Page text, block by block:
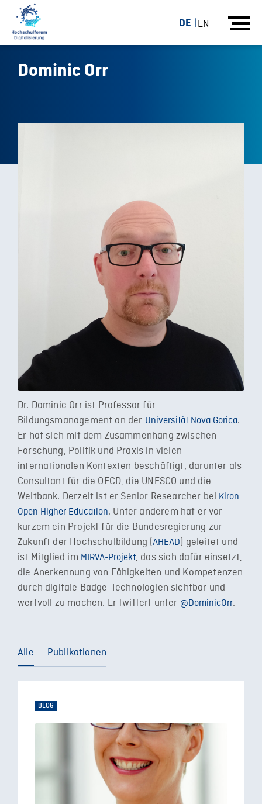
DE EN
Dominic Orr
Dr. Dominic Orr ist Professor für
Bildungsmanagement an der Universität Nova Gorica.
Er hat sich mit dem Zusammenhang zwischen
Forschung, Politik und Praxis in vielen
internationalen Kontexten beschäftigt, darunter als
Consultant für die OECD, die UNESCO und die
Weltbank. Derzeit ist er Senior Researcher bei Kiron
Open Higher Education. Unter anderem hat er vor
kurzem ein Projekt für die Bundesregierung zur
Zukunft der Hochschulbildung (AHEAD) geleitet und
ist Mitglied im MIRVA-Projekt, das sich dafür einsetzt,
die Anerkennung von Fähigkeiten und Kompetenzen
durch digitale Badge-Technologien sichtbar und
wertvoll zu machen. Er twittert unter @DominicOrr.
Alle Publikationen
BLOG